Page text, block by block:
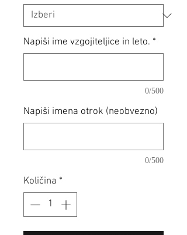
Napiši ime vzgojiteljice in leto. *
0/500
Napiši imena otrok (neobvezno)
0/500
Količina *